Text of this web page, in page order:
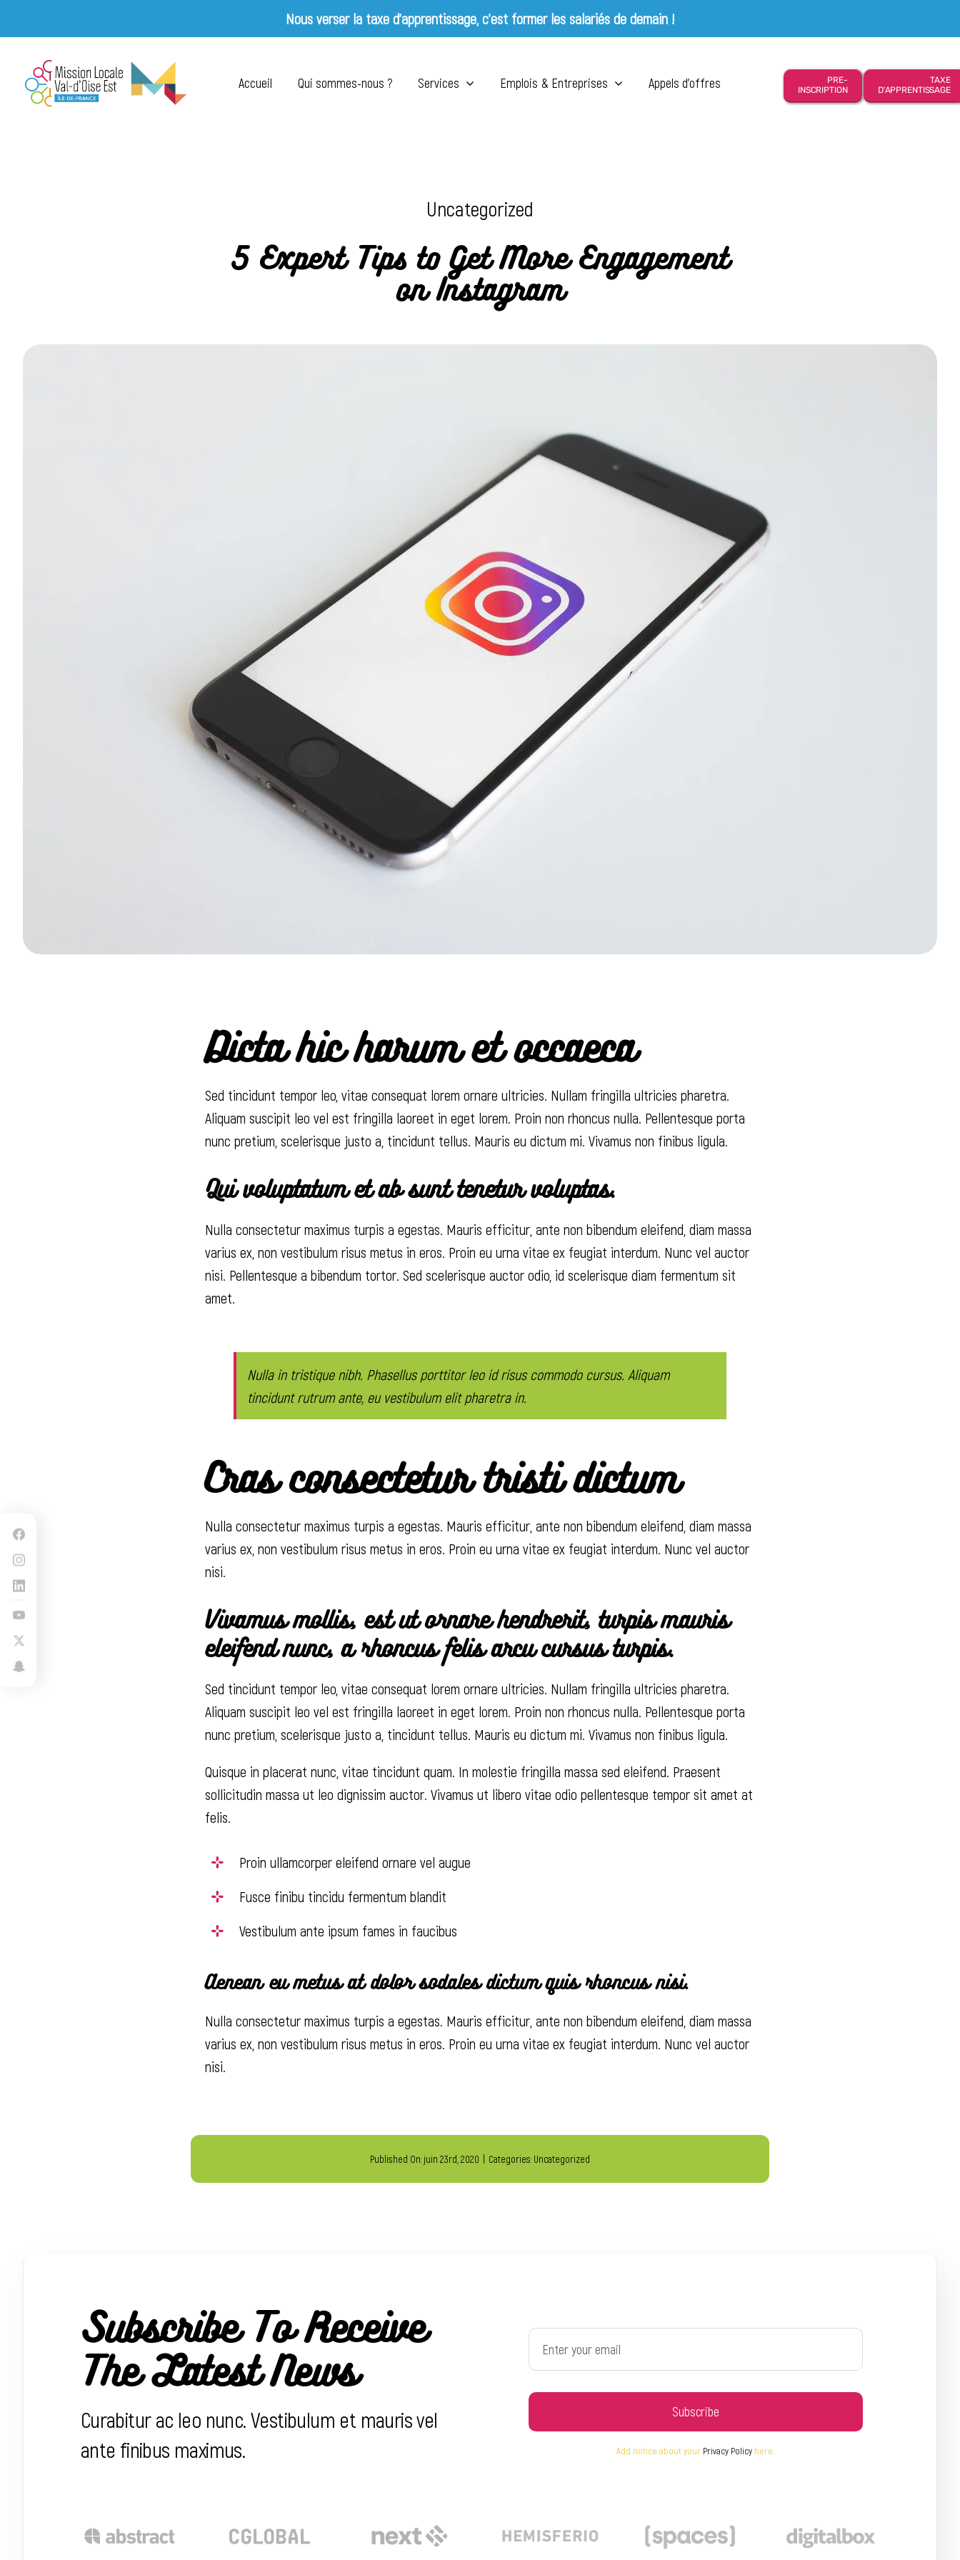
Nous verser la taxe d’apprentissage, c’est former les salariés de demain !
content
Accueil Qui sommes-nous ? Services Emplois & Entreprises Appels d’offres
PRE-
INSCRIPTION
TAXE
D'APPRENTISSAGE
Uncategorized
5 Expert Tips to Get More Engagement
on Instagram
Dicta hic harum et occaeca
Sed tincidunt tempor leo, vitae consequat lorem ornare ultricies. Nullam fringilla ultricies pharetra.
Aliquam suscipit leo vel est fringilla laoreet in eget lorem. Proin non rhoncus nulla. Pellentesque porta
nunc pretium, scelerisque justo a, tincidunt tellus. Mauris eu dictum mi. Vivamus non finibus ligula.
Qui voluptatum et ab sunt tenetur voluptas.
Nulla consectetur maximus turpis a egestas. Mauris efficitur, ante non bibendum eleifend, diam massa
varius ex, non vestibulum risus metus in eros. Proin eu urna vitae ex feugiat interdum. Nunc vel auctor
nisi. Pellentesque a bibendum tortor. Sed scelerisque auctor odio, id scelerisque diam fermentum sit
amet.
Nulla in tristique nibh. Phasellus porttitor leo id risus commodo cursus. Aliquam
tincidunt rutrum ante, eu vestibulum elit pharetra in.
Cras consectetur tristi dictum
Nulla consectetur maximus turpis a egestas. Mauris efficitur, ante non bibendum eleifend, diam massa
varius ex, non vestibulum risus metus in eros. Proin eu urna vitae ex feugiat interdum. Nunc vel auctor
nisi.
Vivamus mollis, est ut ornare hendrerit, turpis mauris
eleifend nunc, a rhoncus felis arcu cursus turpis.
Sed tincidunt tempor leo, vitae consequat lorem ornare ultricies. Nullam fringilla ultricies pharetra.
Aliquam suscipit leo vel est fringilla laoreet in eget lorem. Proin non rhoncus nulla. Pellentesque porta
nunc pretium, scelerisque justo a, tincidunt tellus. Mauris eu dictum mi. Vivamus non finibus ligula.
Quisque in placerat nunc, vitae tincidunt quam. In molestie fringilla massa sed eleifend. Praesent
sollicitudin massa ut leo dignissim auctor. Vivamus ut libero vitae odio pellentesque tempor sit amet at
felis.
Proin ullamcorper eleifend ornare vel augue
Fusce finibu tincidu fermentum blandit
Vestibulum ante ipsum fames in faucibus
Aenean eu metus at dolor sodales dictum quis rhoncus nisi.
Nulla consectetur maximus turpis a egestas. Mauris efficitur, ante non bibendum eleifend, diam massa
varius ex, non vestibulum risus metus in eros. Proin eu urna vitae ex feugiat interdum. Nunc vel auctor
nisi.
Published On: juin 23rd, 2020 Categories: Uncategorized
Subscribe To Receive
The Latest News
Curabitur ac leo nunc. Vestibulum et mauris vel
ante finibus maximus.
Subscribe
Add notice about your Privacy Policy here.